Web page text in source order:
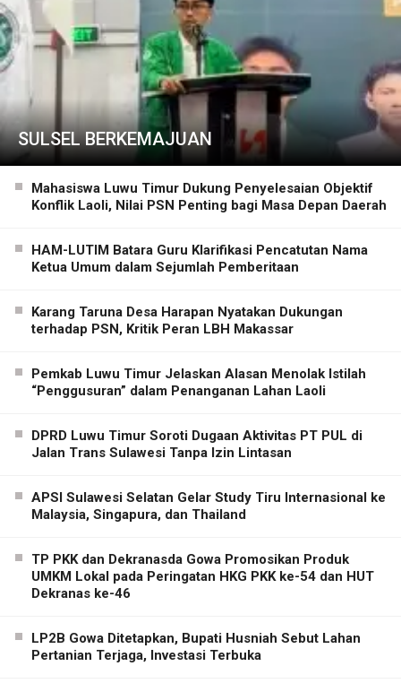
SULSEL BERKEMAJUAN
Mahasiswa Luwu Timur Dukung Penyelesaian Objektif
Konflik Laoli, Nilai PSN Penting bagi Masa Depan Daerah
HAM-LUTIM Batara Guru Klarifikasi Pencatutan Nama
Ketua Umum dalam Sejumlah Pemberitaan
Karang Taruna Desa Harapan Nyatakan Dukungan
terhadap PSN, Kritik Peran LBH Makassar
Pemkab Luwu Timur Jelaskan Alasan Menolak Istilah
“Penggusuran” dalam Penanganan Lahan Laoli
DPRD Luwu Timur Soroti Dugaan Aktivitas PT PUL di
Jalan Trans Sulawesi Tanpa Izin Lintasan
APSI Sulawesi Selatan Gelar Study Tiru Internasional ke
Malaysia, Singapura, dan Thailand
TP PKK dan Dekranasda Gowa Promosikan Produk
UMKM Lokal pada Peringatan HKG PKK ke-54 dan HUT
Dekranas ke-46
LP2B Gowa Ditetapkan, Bupati Husniah Sebut Lahan
Pertanian Terjaga, Investasi Terbuka